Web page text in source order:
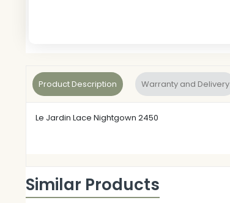
Product Description Warranty and Delivery
Le Jardin Lace Nightgown 2450
Similar Products